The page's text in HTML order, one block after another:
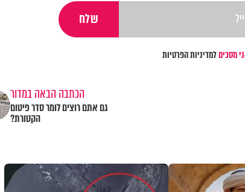
מסכיםלמדיניות הפרטיות
הכתבה הבאה במדור
גם אתם רוצים לומר סדר פיטום
הקטורת?